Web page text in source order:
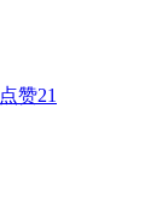
点赞21